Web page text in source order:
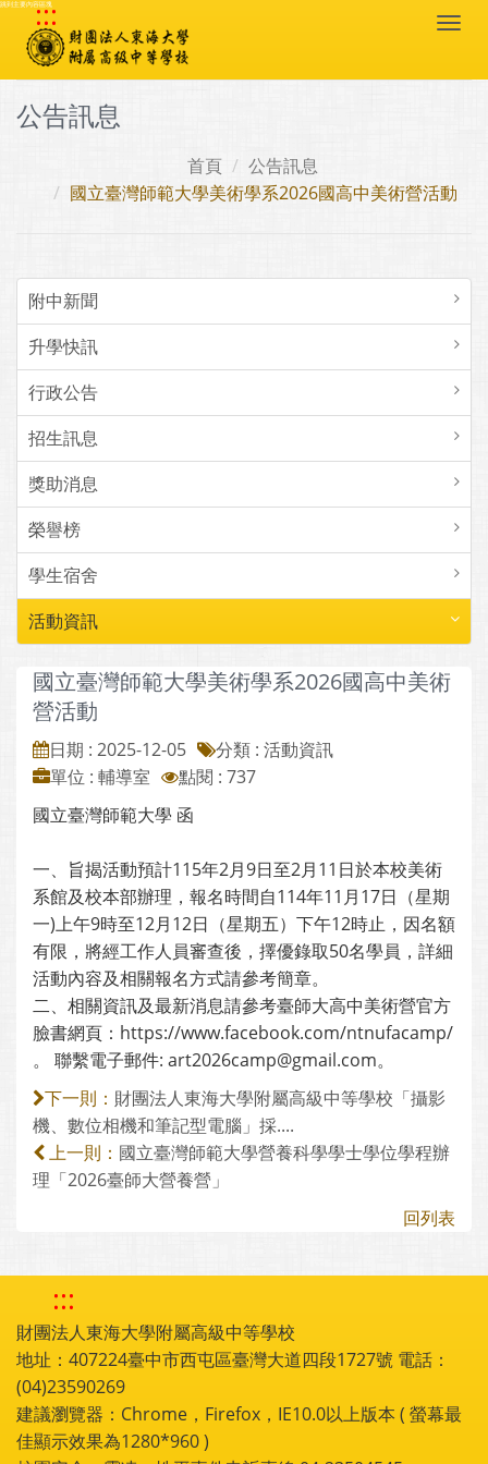
跳到主要內容區塊
:::
公告訊息
首頁
公告訊息
國立臺灣師範大學美術學系2026國高中美術營活動
附中新聞
升學快訊
行政公告
招生訊息
獎助消息
榮譽榜
學生宿舍
活動資訊
國立臺灣師範大學美術學系2026國高中美術
營活動
日期 : 2025-12-05
分類 : 活動資訊
單位 : 輔導室
點閱 : 737
國立臺灣師範大學 函
一、旨揭活動預計115年2月9日至2月11日於本校美術
系館及校本部辦理，報名時間自114年11月17日（星期
一)上午9時至12月12日（星期五）下午12時止，因名額
有限，將經工作人員審查後，擇優錄取50名學員，詳細
活動內容及相關報名方式請參考簡章。
二、相關資訊及最新消息請參考臺師大高中美術營官方
臉書網頁：https://www.facebook.com/ntnufacamp/
。 聯繫電子郵件: art2026camp@gmail.com。
下一則： 財團法人東海大學附屬高級中等學校「攝影
機、數位相機和筆記型電腦」採....
上一則： 國立臺灣師範大學營養科學學士學位學程辦
理「2026臺師大營養營」
回列表
:::
財團法人東海大學附屬高級中等學校
地址：407224臺中市西屯區臺灣大道四段1727號 電話：
(04)23590269
建議瀏覽器：Chrome，Firefox，IE10.0以上版本 ( 螢幕最
佳顯示效果為1280*960 )